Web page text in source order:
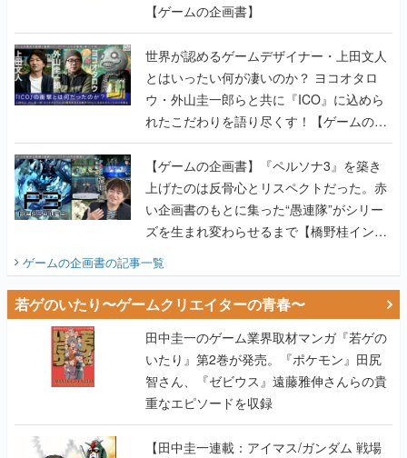
【ゲームの企画書】
世界が認めるゲームデザイナー・上田文人
とはいったい何が凄いのか？ ヨコオタロ
ウ・外山圭一郎らと共に『ICO』に込めら
れたこだわりを語り尽くす！【ゲームの企
画書】
【ゲームの企画書】『ペルソナ3』を築き
上げたのは反骨心とリスペクトだった。赤
い企画書のもとに集った“愚連隊”がシリー
ズを生まれ変わらせるまで【橋野桂インタ
ゲームの企画書の記事一覧
若ゲのいたり〜ゲームクリエイターの青春〜
田中圭一のゲーム業界取材マンガ『若ゲの
いたり』第2巻が発売。『ポケモン』田尻
智さん、『ゼビウス』遠藤雅伸さんらの貴
重なエピソードを収録
【田中圭一連載：アイマス/ガンダム 戦場